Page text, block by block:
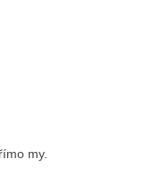
my.